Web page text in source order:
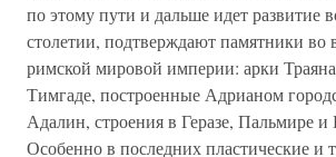
по этому пути и дальше идет развитие
столетии, подтверждают памятники во
римской мировой империи: арки
Тимгаде, построенные Адрианом
Адалин, строения в Геразе, Пальмире и
Особенно в последних пластические и